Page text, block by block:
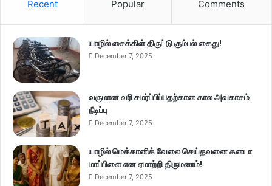
Recent Popular Comments
யாழில் சைக்கிள் திருட்டு கும்பல் கைது!
December 7, 2025
வருமான வரி சமர்ப்பிப்பதற்கான கால அவகாசம்
நீடிப்பு
December 7, 2025
யாழில் மெக்கானிக் வேலை செய்தவனை கனடா
மாப்பிளை என ஏமாற்றி திருமணம்!
December 7, 2025